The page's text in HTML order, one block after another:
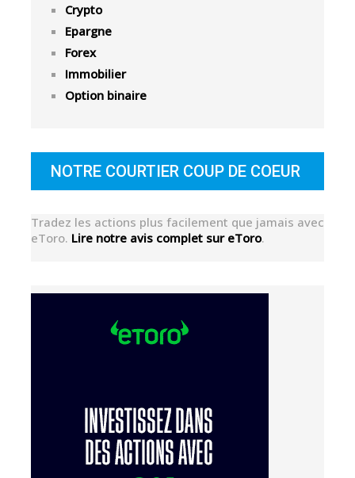
Crypto
Epargne
Forex
Immobilier
Option binaire
NOTRE COURTIER COUP DE COEUR
Tradez les actions plus facilement que jamais avec
eToro. Lire notre avis complet sur eToro.